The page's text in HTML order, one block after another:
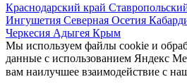
Краснодарский край
Ингушетия Северная Осетия
Черкесия Адыгея Крым
Мы используем файлы cookie и
данные с использованием Яндекс
вам наилучшее взаимодействие с